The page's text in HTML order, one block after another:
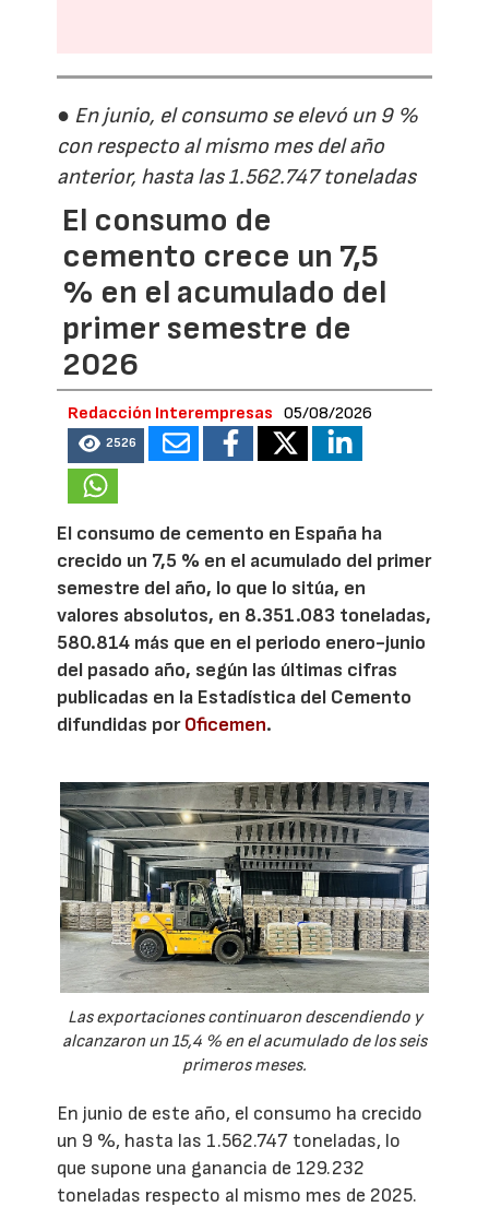
● En junio, el consumo se elevó un 9 %
con respecto al mismo mes del año
anterior, hasta las 1.562.747 toneladas
El consumo de
cemento crece un 7,5
% en el acumulado del
primer semestre de
2026
Redacción Interempresas 05/08/2026
2526
El consumo de cemento en España ha
crecido un 7,5 % en el acumulado del primer
semestre del año, lo que lo sitúa, en
valores absolutos, en 8.351.083 toneladas,
580.814 más que en el periodo enero-junio
del pasado año, según las últimas cifras
publicadas en la Estadística del Cemento
difundidas porOficemen.
Las exportaciones continuaron descendiendo y
alcanzaron un 15,4 % en el acumulado de los seis
primeros meses.
En junio de este año, el consumo ha crecido
un 9 %, hasta las 1.562.747 toneladas, lo
que supone una ganancia de 129.232
toneladas respecto al mismo mes de 2025.